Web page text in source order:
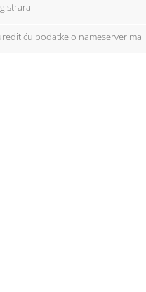
ću podatke o nameserverima